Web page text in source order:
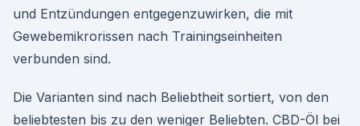
und Entzündungen entgegenzuwirken, die mit
Gewebemikrorissen nach Trainingseinheiten
verbunden sind.
Die Varianten sind nach Beliebtheit sortiert, von den
beliebtesten bis zu den weniger Beliebten. CBD-Öl bei